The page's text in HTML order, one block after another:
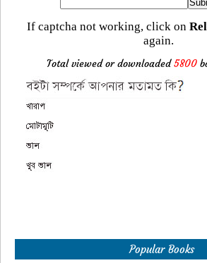
If captcha not working, click on
again.
Total viewed or downloaded5800
Popular Books